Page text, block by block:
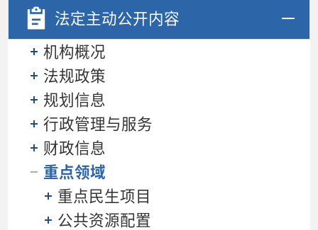
法定主动公开内容
机构概况
法规政策
规划信息
行政管理与服务
财政信息
重点领域
重点民生项目
公共资源配置